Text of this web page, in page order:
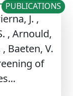
J. ,
, Arnould,
Baeten, V.
of
PUBLICATIONS